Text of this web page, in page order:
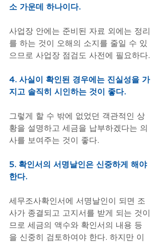
소 가운데 하나이다.
사업장 안에는 준비된 자료 외에는 정리
를 하는 것이 오해의 소지를 줄일 수 있
으므로 사업장 점검도 사전에 필요하다.
4. 사실이 확인된 경우에는 진실성을 가
지고 솔직히 시인하는 것이 좋다.
그렇게 할 수 밖에 없었던 객관적인 상
황을 설명하고 세금을 납부하겠다는 의
사를 보여주는 것이 좋다.
5. 확인서의 서명날인은 신중하게 해야
한다.
세무조사확인서에 서명날인이 되면 조
사가 종결되고 고지서를 받게 되는 것이
므로 세금의 액수와 확인서의 내용 등
을 신중히 검토하여야 한다. 하지만 이